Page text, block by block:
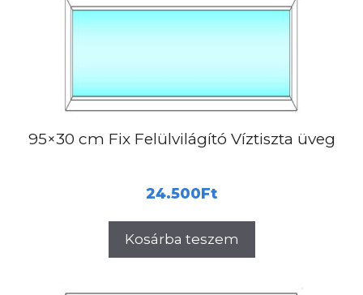
95×30 cm Fix Felülvilágító Víztiszta üveg
24.500Ft
Kosárba teszem